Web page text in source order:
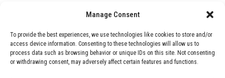
Manage Consent
To provide the best experiences, we use technologies like cookies to store and/or
access device information. Consenting to these technologies will allow us to
process data such as browsing behavior or unique IDs on this site. Not consenting
or withdrawing consent, may adversely affect certain features and functions.
Motor de 800 W, rango de 45 km y
ruedas todo terreno: este scooter cuesta
solo 300 euros y representa una
adquisición impresionante